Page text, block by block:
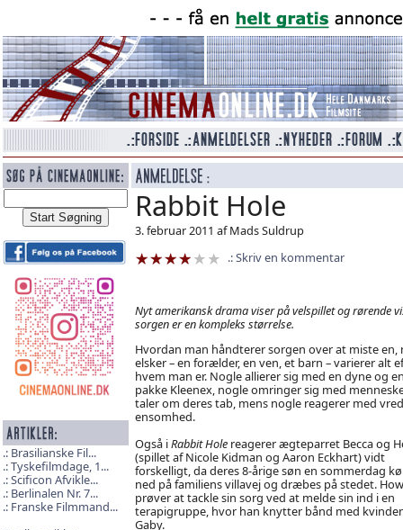
Brasilianske Fil...
Tyskefilmdage, 1...
Scificon Afvikle...
Berlinalen Nr. 7...
Franske Filmmand...
Rabbit Hole
3. februar 2011 af Mads Suldrup
Skriv en kommentar
Nyt amerikansk drama viser på velspillet og rørende
sorgen er en kompleks størrelse.
Hvordan man håndterer sorgen over at miste en,
elsker – en forælder, en ven, et barn – varierer alt
hvem man er. Nogle allierer sig med en dyne og
pakke Kleenex, nogle omringer sig med
taler om deres tab, mens nogle reagerer med
ensomhed.
Også iRabbit Holereagerer ægteparret Becca og
(spillet af Nicole Kidman og Aaron Eckhart) vidt
forskelligt, da deres 8-årige søn en sommerdag
ned på familiens villavej og dræbes på stedet.
prøver at tackle sin sorg ved at melde sin ind i en
terapigruppe, hvor han knytter bånd med
Gaby.